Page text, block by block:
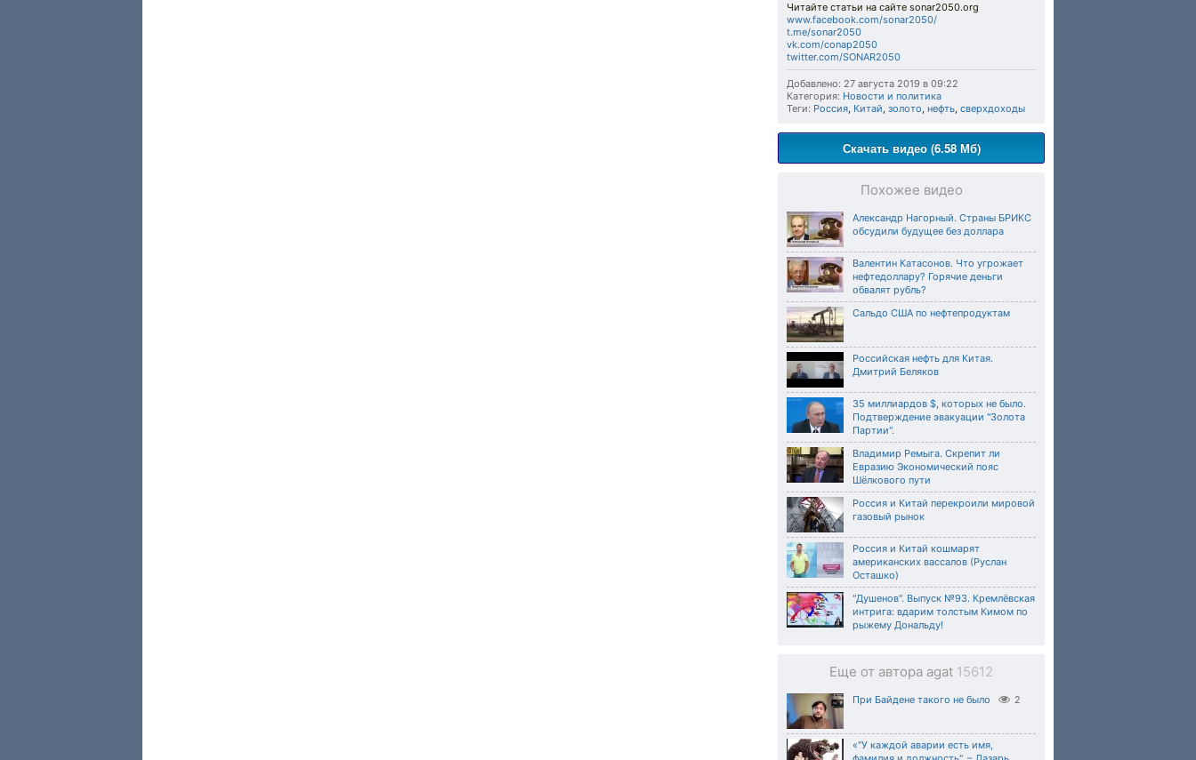
Читайте статьи на сайте sonar2050.org
www.facebook.com/sonar2050/
t.me/sonar2050
vk.com/conap2050
twitter.com/SONAR2050
Добавлено: 27 августа 2019 в 09:22
Категория: Новости и политика
Теги: Россия, Китай, золото, нефть, сверхдоходы
Скачать видео (6.58 Мб)
Похожее видео
Александр Нагорный. Страны БРИКС
обсудили будущее без доллара
Валентин Катасонов. Что угрожает
нефтедоллару? Горячие деньги
обвалят рубль?
Сальдо США по нефтепродуктам
Российская нефть для Китая.
Дмитрий Беляков
35 миллиардов $, которых не было.
Подтверждение эвакуации "Золота
Партии".
Владимир Ремыга. Скрепит ли
Евразию Экономический пояс
Шёлкового пути
Россия и Китай перекроили мировой
газовый рынок
Россия и Китай кошмарят
американских вассалов (Руслан
Осташко)
"Душенов". Выпуск №93. Кремлёвская
интрига: вдарим толстым Кимом по
рыжему Дональду!
Еще от автора agat 15612
При Байдене такого не было 2
«"У каждой аварии есть имя,